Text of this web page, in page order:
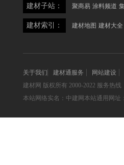
建材子站： 聚商易 涂料频道
建材索引： 建材地图 建材大全
关于我们 建材通服务
网站建设
建材网 版权所有 2000-2022 服务热线
本站网络实名：中建网本站通用网址